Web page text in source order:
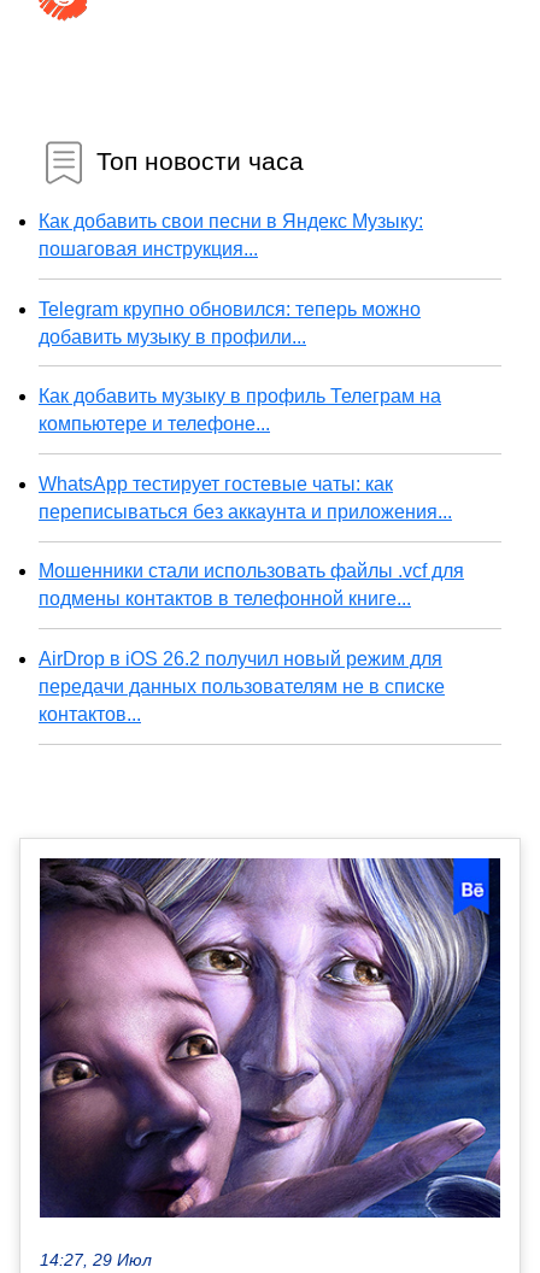
Топ новости часа
Как добавить свои песни в Яндекс Музыку:
пошаговая инструкция...
Telegram крупно обновился: теперь можно
добавить музыку в профили...
Как добавить музыку в профиль Телеграм на
компьютере и телефоне...
WhatsApp тестирует гостевые чаты: как
переписываться без аккаунта и приложения...
Мошенники стали использовать файлы .vcf для
подмены контактов в телефонной книге...
AirDrop в iOS 26.2 получил новый режим для
передачи данных пользователям не в списке
контактов...
14:27, 29 Июл